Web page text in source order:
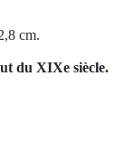
cm.
du XIXe siècle.